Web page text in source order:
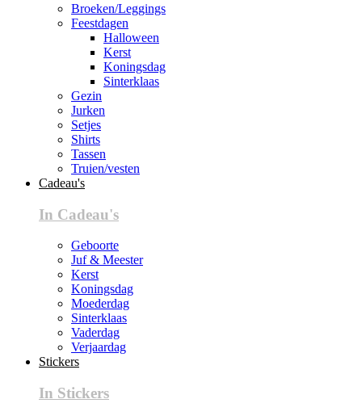
Broeken/Leggings
Feestdagen
Halloween
Kerst
Koningsdag
Sinterklaas
Gezin
Jurken
Setjes
Shirts
Tassen
Truien/vesten
Cadeau's
In Cadeau's
Geboorte
Juf & Meester
Kerst
Koningsdag
Moederdag
Sinterklaas
Vaderdag
Verjaardag
Stickers
In Stickers